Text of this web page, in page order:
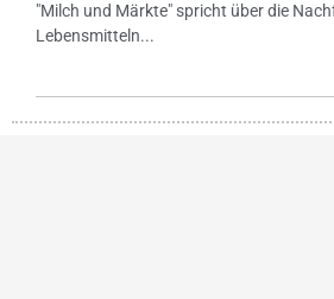
"Milch und Märkte" spricht über die
Lebensmitteln...